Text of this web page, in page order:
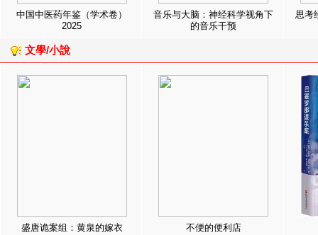
中国中医药年鉴（学术卷）
2025
音乐与大脑：神经科学视角下
的音乐干预
思考
文學/小說
盛唐诡案组：黄泉的嫁衣 不便的便利店